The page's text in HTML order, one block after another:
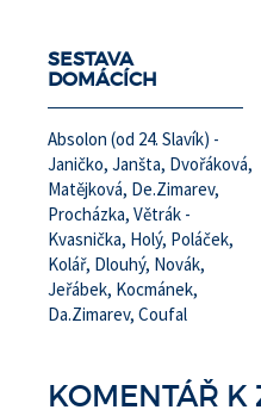
SESTAVA
DOMÁCÍCH
Absolon (od 24. Slavík) -
Janičko, Janšta, Dvořáková,
Matějková, De.Zimarev,
Procházka, Větrák -
Kvasnička, Holý, Poláček,
Kolář, Dlouhý, Novák,
Jeřábek, Kocmánek,
Da.Zimarev, Coufal
KOMENTÁŘ K